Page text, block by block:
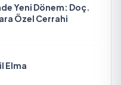
Yeni Dönem: Doç.
Özel Cerrahi
Elma